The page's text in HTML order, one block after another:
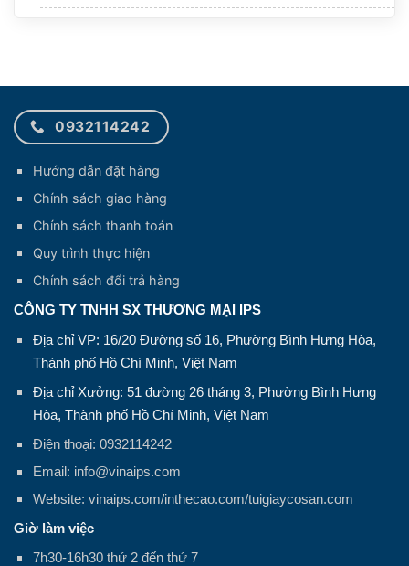
0932114242
Hướng dẫn đặt hàng
Chính sách giao hàng
Chính sách thanh toán
Quy trình thực hiện
Chính sách đổi trả hàng
CÔNG TY TNHH SX THƯƠNG MẠI IPS
Địa chỉ VP: 16/20 Đường số 16, Phường Bình Hưng Hòa,
Thành phố Hồ Chí Minh, Việt Nam
Địa chỉ Xưởng: 51 đường 26 tháng 3, Phường Bình Hưng
Hòa, Thành phố Hồ Chí Minh, Việt Nam
Điện thoại: 0932114242
Email: info@vinaips.com
Website: vinaips.com/inthecao.com/tuigiaycosan.com
Giờ làm việc
7h30-16h30 thứ 2 đến thứ 7